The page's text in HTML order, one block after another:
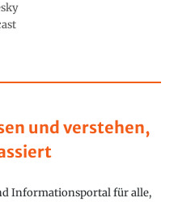
und verstehen,
Informationsportal für alle,